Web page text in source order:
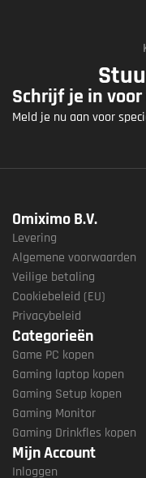
Schrijf je in
Meld je nu aan voor
Omiximo B.V.
Levering
Algemene voorwaarden
Veilige betaling
Cookiebeleid (EU)
Privacybeleid
Categorieën
Game PC kopen
Gaming laptop kopen
Gaming Setup kopen
Gaming Monitor
Gaming Drinkfles kopen
Mijn Account
Inloggen